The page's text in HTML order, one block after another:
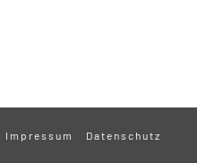
Impressum Datenschutz